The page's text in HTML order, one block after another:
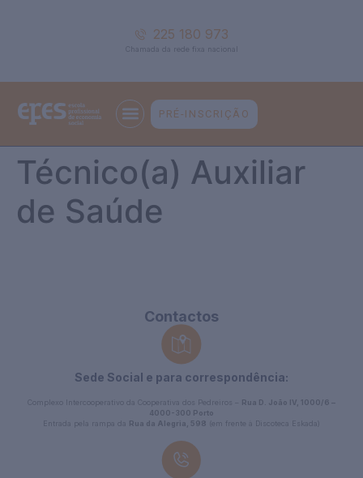
225 180 973
Chamada da rede fixa nacional
PRÉ-INSCRIÇÃO
Técnico(a) Auxiliar
de Saúde
Contactos
Sede Social e para correspondência:
Complexo Intercooperativo da Cooperativa dos Pedreiros – Rua D. João IV, 1000/6 –
4000-300 Porto
Entrada pela rampa da Rua da Alegria, 598 (em frente à Discoteca Eskada)